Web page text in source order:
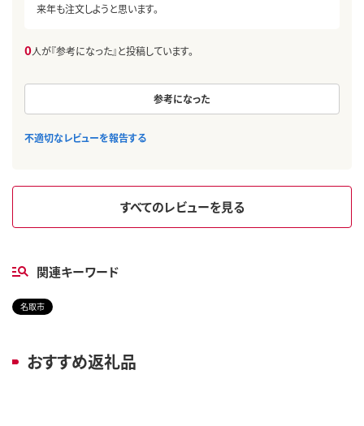
来年も注文しようと思います。
0人が『参考になった』と投稿しています。
参考になった
不適切なレビューを報告する
すべてのレビューを見る
関連キーワード
名取市
おすすめ返礼品